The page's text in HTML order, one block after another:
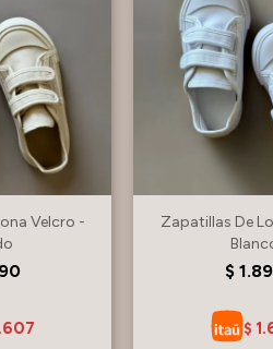
Velcro -
Zapatillas De
$
$